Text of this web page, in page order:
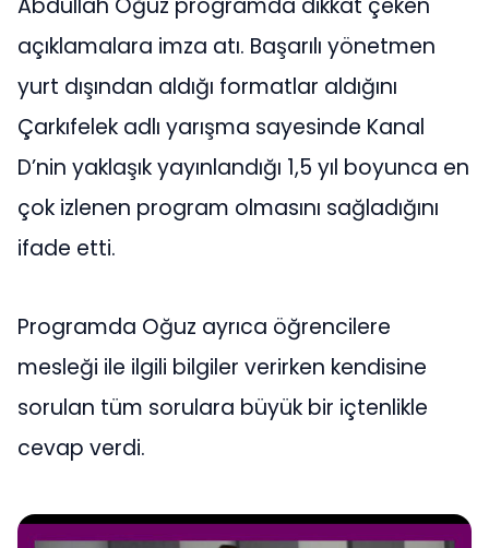
Abdullah Oğuz programda dikkat çeken
açıklamalara imza atı. Başarılı yönetmen
yurt dışından aldığı formatlar aldığını
Çarkıfelek adlı yarışma sayesinde Kanal
D’nin yaklaşık yayınlandığı 1,5 yıl boyunca en
çok izlenen program olmasını sağladığını
ifade etti.
Programda Oğuz ayrıca öğrencilere
mesleği ile ilgili bilgiler verirken kendisine
sorulan tüm sorulara büyük bir içtenlikle
cevap verdi.